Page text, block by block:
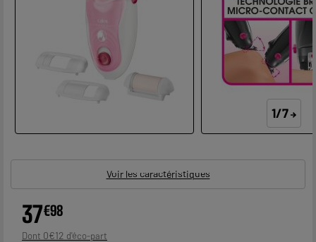
1/7
Voir les caractéristiques
37€98
Dont 0€12